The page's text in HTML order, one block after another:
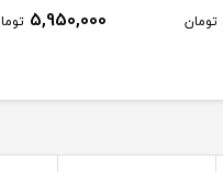
تومان 5,950,000